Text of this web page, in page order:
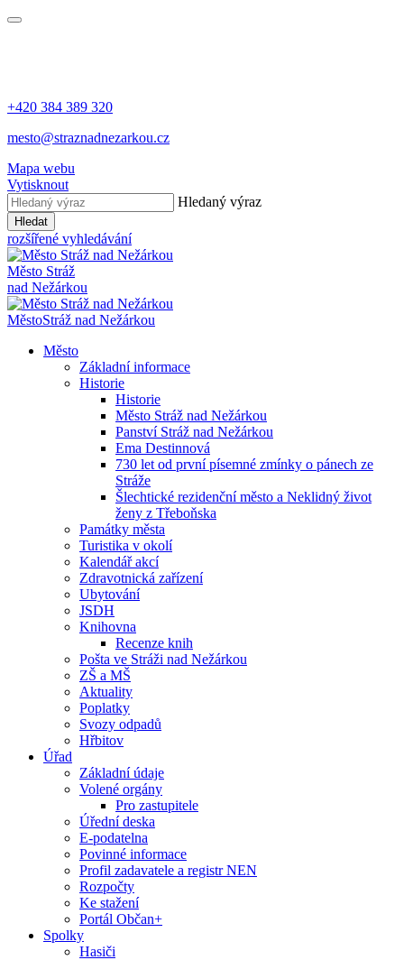
+420 384 389 320
mesto@straznadnezarkou.cz
Mapa webu
Vytisknout
Hledaný výraz
Hledat
rozšířené vyhledávání
Město Stráž
nad Nežárkou
MěstoStráž nad Nežárkou
Město
Základní informace
Historie
Historie
Město Stráž nad Nežárkou
Panství Stráž nad Nežárkou
Ema Destinnová
730 let od první písemné zmínky o pánech ze
Stráže
Šlechtické rezidenční město a Neklidný život
ženy z Třeboňska
Památky města
Turistika v okolí
Kalendář akcí
Zdravotnická zařízení
Ubytování
JSDH
Knihovna
Recenze knih
Pošta ve Stráži nad Nežárkou
ZŠ a MŠ
Aktuality
Poplatky
Svozy odpadů
Hřbitov
Úřad
Základní údaje
Volené orgány
Pro zastupitele
Úřední deska
E-podatelna
Povinné informace
Profil zadavatele a registr NEN
Rozpočty
Ke stažení
Portál Občan+
Spolky
Hasiči